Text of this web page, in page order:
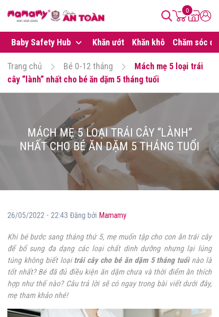
0
Baby Safety Hub Khăn ướt Khăn khô Chăm sóc da
Trang chủ Bé 0-12 tháng
Mách mẹ 5 loại trái
cây “lành” nhất cho bé ăn dặm 5 tháng tuổi
MÁCH MẸ 5 LOẠI TRÁI CÂY “LÀNH”
NHẤT CHO BÉ ĂN DẶM 5 THÁNG TUỔI
26/05/2022 - 22:43 Đăng bởi Mamamy
Khi bé bước sang tháng thứ 5, mẹ muốn tập cho con ăn trái cây
để bổ sung đa dạng các loại chất dinh dưỡng nhưng lại lúng
túng không biết loạitrái cây cho bé ăn dặm 5 tháng tuổi nào là
tốt nhất? Bé đã đủ điều kiện ăn dặm chưa và thời điểm ăn thích
hợp như thế nào? Câu trả lời sẽ có ngay trong bài viết dưới đây,
mẹ tham khảo nhé!